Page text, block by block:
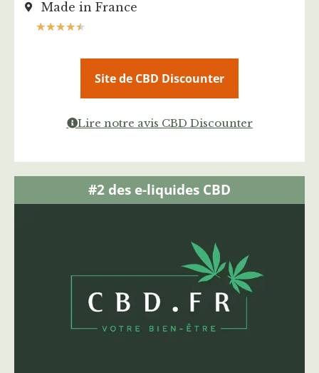
Made in France
★★★★★
Site de CBD Discounter
Lire notre avis CBD Discounter
#2 des e-liquides CBD